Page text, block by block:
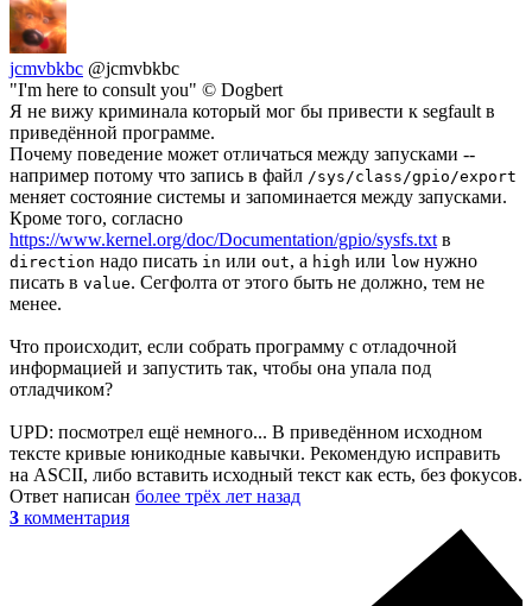
jcmvbkbc @jcmvbkbc
"I'm here to consult you" © Dogbert
Я не вижу криминала который мог бы привести к segfault в
приведённой программе.
Почему поведение может отличаться между запусками --
например потому что запись в файл /sys/class/gpio/export
меняет состояние системы и запоминается между запусками.
Кроме того, согласно
https://www.kernel.org/doc/Documentation/gpio/sysfs.txt в
direction надо писать in или out, а high или low нужно
писать в value. Сегфолта от этого быть не должно, тем не
менее.
Что происходит, если собрать программу с отладочной
информацией и запустить так, чтобы она упала под
отладчиком?
UPD: посмотрел ещё немного... В приведённом исходном
тексте кривые юникодные кавычки. Рекомендую исправить
на ASCII, либо вставить исходный текст как есть, без фокусов.
Ответ написан более трёх лет назад
3 комментария